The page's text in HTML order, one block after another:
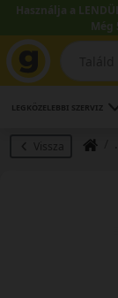
Használja a
Még
LEGKÖZELEBBI SZERVIZ
Vissza